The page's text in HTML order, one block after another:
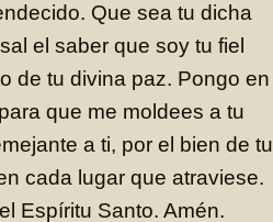
Que sea tu dicha
el saber que soy tu fiel
de tu divina paz. Pongo en
que me moldees a tu
a ti, por el bien de tu
cada lugar que atraviese.
Espíritu Santo. Amén.